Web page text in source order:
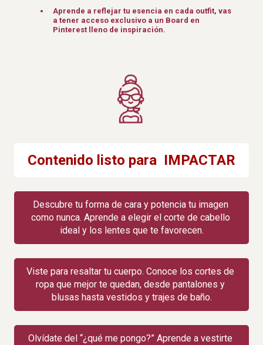
Aprende a reflejar tu esencia en cada outfit, vas
a tener acceso exclusivo a un Board en
Pinterest lleno de inspiración.
Contenido listo para  IMPACTAR
Descubre tu forma de cara y potencia tu imagen
como nunca. Aprende a elegir el corte de cabello
ideal y los lentes que te favorecen.
Viste para resaltar tu cuerpo. Conoce los cortes de
ropa que mejor te quedan, desde pantalones y
blusas hasta vestidos y trajes de baño.
Olvídate del “¿qué me pongo?” Aprende a vestirte